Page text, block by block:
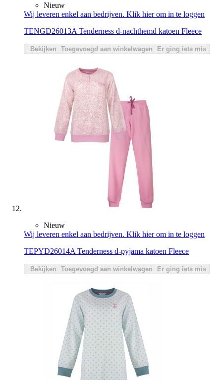
Nieuw
Wij leveren enkel aan bedrijven. Klik hier om in te loggen
TENGD26013A Tenderness d-nachthemd katoen Fleece
Bekijken Toegevoegd aan winkelwagen Er ging iets mis
Nieuw
Wij leveren enkel aan bedrijven. Klik hier om in te loggen
TEPYD26014A Tenderness d-pyjama katoen Fleece
Bekijken Toegevoegd aan winkelwagen Er ging iets mis